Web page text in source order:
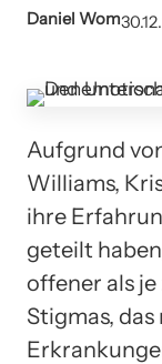
Daniel Wom
Aufgrund
Williams,
ihre
geteilt
offener als
Stigmas,